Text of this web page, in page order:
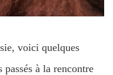
voici quelques
à la rencontre